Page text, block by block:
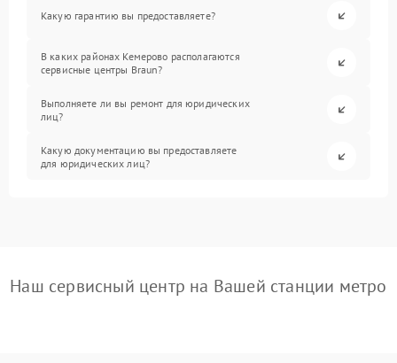
Какую гарантию вы предоставляете?
В каких районах Кемерово располагаются
сервисные центры Braun?
Выполняете ли вы ремонт для юридических
лиц?
Какую документацию вы предоставляете
для юридических лиц?
Наш сервисный центр на Вашей станции метро